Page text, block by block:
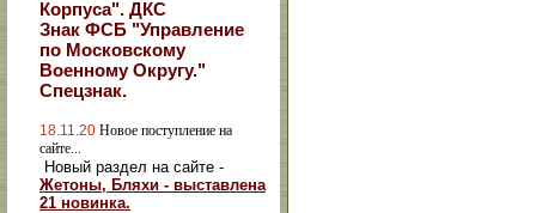
Корпуса". ДКС
Знак ФСБ "Управление
по Московскому
Военному Округу."
Спецзнак.
18.11.20 Новое поступление на
сайте...
Новый раздел на сайте -
Жетоны, Бляхи - выставлена
21 новинка.